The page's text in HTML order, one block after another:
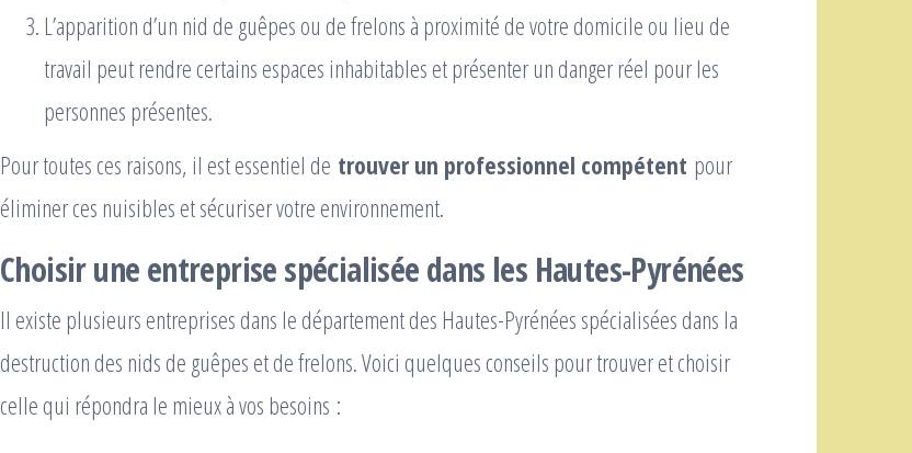
L’apparition d’un nid de guêpes ou de frelons à proximité de votre domicile ou lieu de
travail peut rendre certains espaces inhabitables et présenter un danger réel pour les
personnes présentes.
Pour toutes ces raisons, il est essentiel de trouver un professionnel compétent pour
éliminer ces nuisibles et sécuriser votre environnement.
Choisir une entreprise spécialisée dans les Hautes-Pyrénées
Il existe plusieurs entreprises dans le département des Hautes-Pyrénées spécialisées dans la
destruction des nids de guêpes et de frelons. Voici quelques conseils pour trouver et choisir
celle qui répondra le mieux à vos besoins :